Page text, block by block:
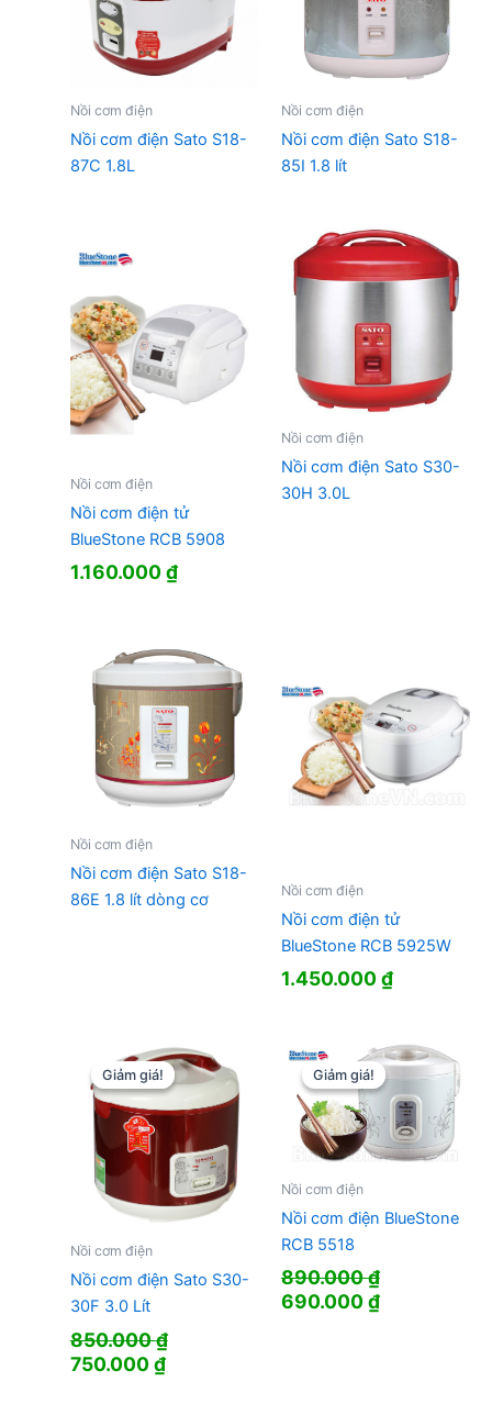
Nồi cơm điện
Nồi cơm điện Sato S18-
87C 1.8L
Nồi cơm điện
Nồi cơm điện Sato S18-
85I 1.8 lít
Nồi cơm điện
Nồi cơm điện tử
BlueStone RCB 5908
1.160.000₫
Nồi cơm điện
Nồi cơm điện Sato S30-
30H 3.0L
Nồi cơm điện
Nồi cơm điện Sato S18-
86E 1.8 lít dòng cơ
Nồi cơm điện
Nồi cơm điện tử
BlueStone RCB 5925W
1.450.000₫
Giảm giá!
Giảm giá!
Nồi cơm điện
Nồi cơm điện Sato S30-
30F 3.0 Lít
850.000₫
Giá
750.000₫Giá
Giảm giá!
Giảm giá!
Nồi cơm điện
Nồi cơm điện BlueStone
RCB 5518
890.000₫
Giá
690.000₫Giá